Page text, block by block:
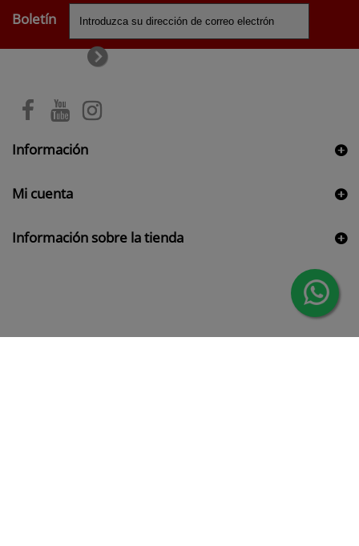
Boletín
Información
Mi cuenta
Información sobre la tienda